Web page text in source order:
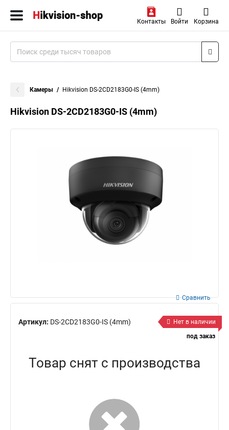
Контакты Войти Корзина
Камеры Hikvision DS-2CD2183G0-IS (4mm)
Hikvision DS-2CD2183G0-IS (4mm)
Артикул: DS-2CD2183G0-IS (4mm)
Сравнить
Нет в наличии
под заказ
Товар снят с производства